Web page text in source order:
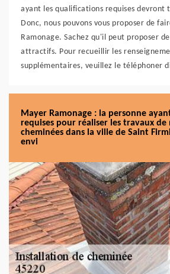
ayant les qualifications requises devront
Donc, nous pouvons vous proposer de
Ramonage. Sachez qu'il peut proposer
attractifs. Pour recueillir les
supplémentaires, veuillez le téléphoner
Mayer Ramonage : la personne
requises pour réaliser les travaux de
cheminées dans la ville de Saint
envi